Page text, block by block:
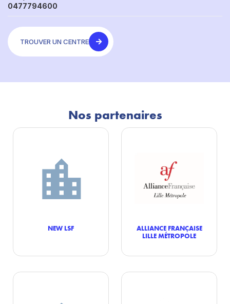
0477794600
TROUVER UN CENTRE
Nos partenaires
NEW LSF
ALLIANCE FRANÇAISE
LILLE MÉTROPOLE